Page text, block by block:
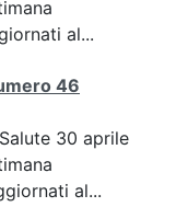
al...
46
30 aprile
al...